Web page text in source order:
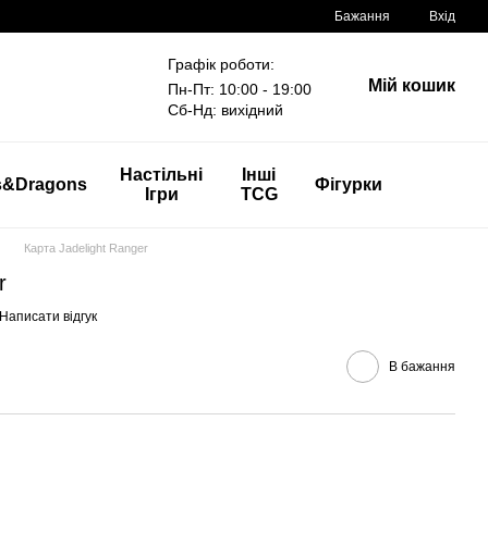
Бажання Вхід
Графік роботи:
Пн-Пт: 10:00 - 19:00
Сб-Нд: вихідний
Мій кошик
Настільні
Ігри
Інші
TCG
Фігурки
Карта Jadelight Ranger
Написати відгук
В бажання